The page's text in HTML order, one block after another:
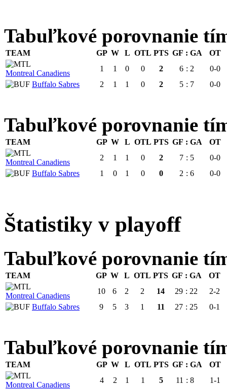
Tabuľkové porovnanie
TEAM GP W L OTL PTS GF : GA OT
Montreal Canadiens
1 1 0 0 2 6 : 2
0-0
Buffalo Sabres
2 1 1 0 2 5 : 7 0-0
Tabuľkové porovnanie
TEAM GP W L OTL PTS GF : GA OT
Montreal Canadiens
2 1 1 0 2 7 : 5
0-0
Buffalo Sabres
1 0 1 0 0 2 : 6 0-0
Štatistiky v playoff
Tabuľkové porovnanie
TEAM GP W L OTL PTS GF : GA OT
Montreal Canadiens
10 6 2 2 14 29 : 22
2-2
Buffalo Sabres
9 5 3 1 11 27 : 25 0-1
Tabuľkové porovnanie
TEAM GP W L OTL PTS GF : GA OT
Montreal Canadiens
4 2 1 1 5 11 : 8
1-1